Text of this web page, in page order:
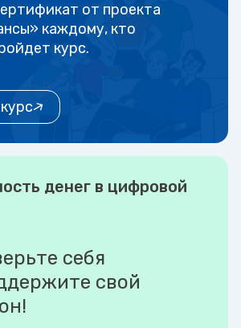
от проекта
каждому, кто
курс.
денег в цифровой
себя
свой